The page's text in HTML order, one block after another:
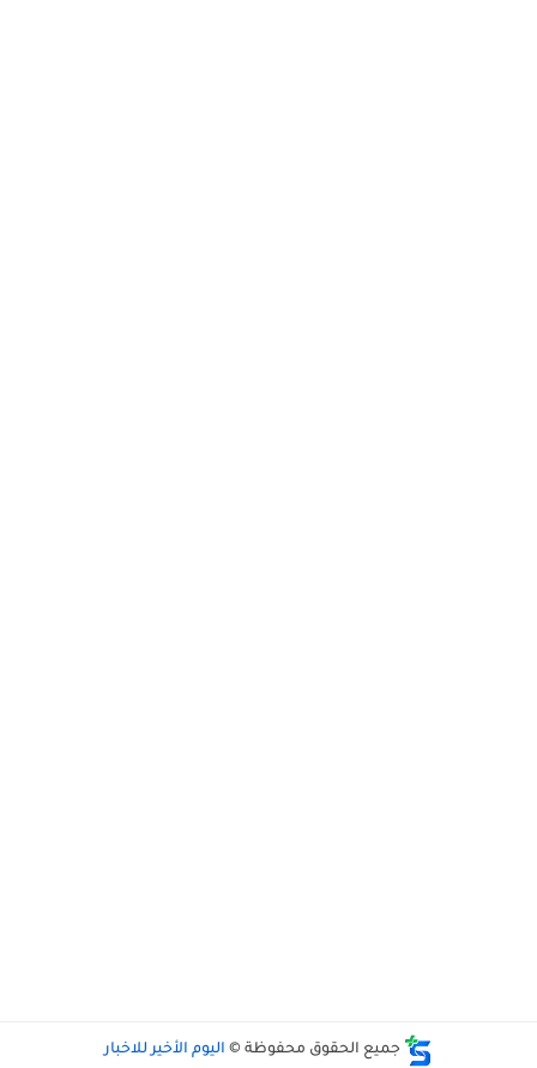
جميع الحقوق محفوظة © اليوم الأخير للاخبار